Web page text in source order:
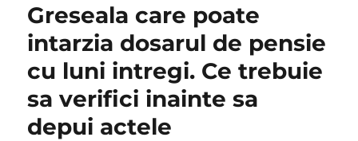
Greseala care poate
intarzia dosarul de pensie
cu luni intregi. Ce trebuie
sa verifici inainte sa
depui actele